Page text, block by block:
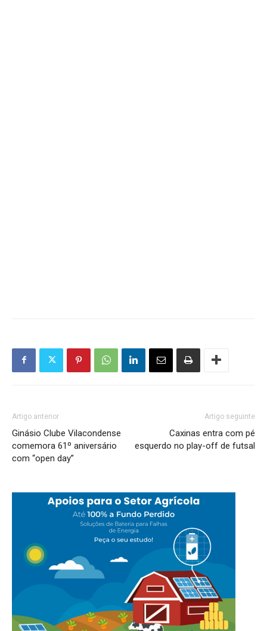
Artigo anterior
Ginásio Clube Vilacondense
comemora 61º aniversário
com “open day”
Artigo seguinte
Caxinas entra com pé
esquerdo no play-off de futsal